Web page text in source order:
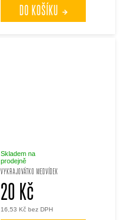
DO KOŠÍKU
VYKRAJOVÁTKO MEDVÍDEK
Skladem na
prodejně
16,53 Kč bez DPH
20 Kč